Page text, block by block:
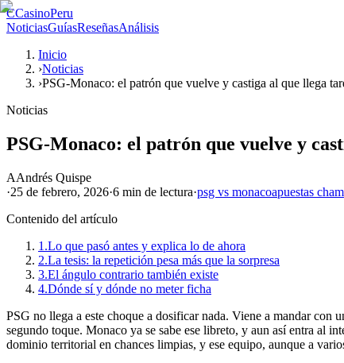
CCasinoPeru
NoticiasGuíasReseñasAnálisis
Inicio
›Noticias
›PSG-Monaco: el patrón que vuelve y castiga al que llega
Noticias
PSG-Monaco: el patrón que vuelve y
AAndrés Quispe
·25 de febrero, 2026·6 min de lectura·psg vs monacoapuestas
Contenido del artículo
1.Lo que pasó antes y explica lo de ahora
2.La tesis: la repetición pesa más que la sorpresa
3.El ángulo contrario también existe
4.Dónde sí y dónde no meter ficha
PSG no llega a este choque a dosificar nada. Viene a mandar con
segundo toque. Monaco ya se sabe ese libreto, y aun así entra al
dominio territorial en chances limpias, y ese equipo, aunque a